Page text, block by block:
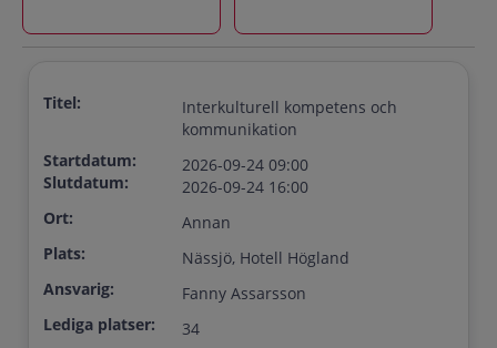
Titel:
Interkulturell kompetens och
kommunikation
Startdatum:
Slutdatum:
2026-09-24 09:00
2026-09-24 16:00
Ort:
Annan
Plats:
Nässjö, Hotell Högland
Ansvarig:
Fanny Assarsson
Lediga platser:
34